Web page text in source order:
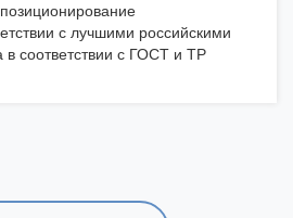
с лучшими российскими
в соответствии с ГОСТ и ТР